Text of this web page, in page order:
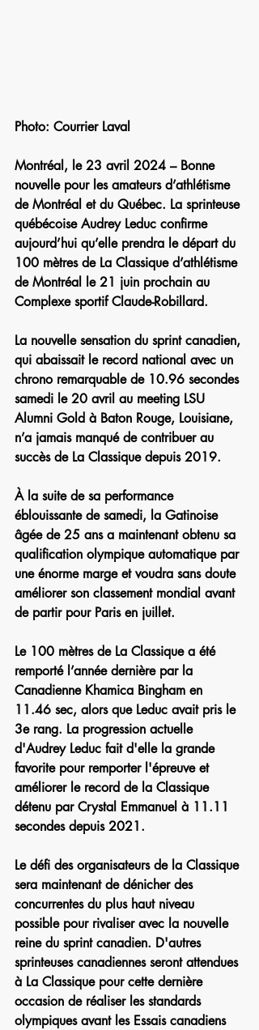
Photo: Courrier Laval
Montréal, le 23 avril 2024 – Bonne
nouvelle pour les amateurs d’athlétisme
de Montréal et du Québec. La sprinteuse
québécoise Audrey Leduc confirme
aujourd’hui qu’elle prendra le départ du
100 mètres de La Classique d’athlétisme
de Montréal le 21 juin prochain au
Complexe sportif Claude-Robillard.
La nouvelle sensation du sprint canadien,
qui abaissait le record national avec un
chrono remarquable de 10.96 secondes
samedi le 20 avril au meeting LSU
Alumni Gold à Baton Rouge, Louisiane,
n’a jamais manqué de contribuer au
succès de La Classique depuis 2019.
À la suite de sa performance
éblouissante de samedi, la Gatinoise
âgée de 25 ans a maintenant obtenu sa
qualification olympique automatique par
une énorme marge et voudra sans doute
améliorer son classement mondial avant
de partir pour Paris en juillet.
Le 100 mètres de La Classique a été
remporté l’année dernière par la
Canadienne Khamica Bingham en
11.46 sec, alors que Leduc avait pris le
3e rang. La progression actuelle
d'Audrey Leduc fait d'elle la grande
favorite pour remporter l'épreuve et
améliorer le record de la Classique
détenu par Crystal Emmanuel à 11.11
secondes depuis 2021.
Le défi des organisateurs de la Classique
sera maintenant de dénicher des
concurrentes du plus haut niveau
possible pour rivaliser avec la nouvelle
reine du sprint canadien. D'autres
sprinteuses canadiennes seront attendues
à La Classique pour cette dernière
occasion de réaliser les standards
olympiques avant les Essais canadiens